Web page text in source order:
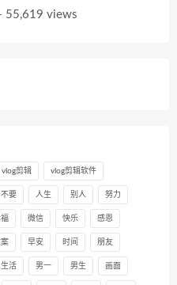
55,619 views
vlog剪辑 vlog剪辑软件
不要 人生 别人 努力
微信 快乐 感恩
早安 时间 朋友
生活 男一 男生 画面